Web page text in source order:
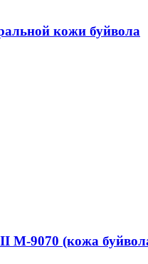
кожи буйвола
М-9070 (кожа